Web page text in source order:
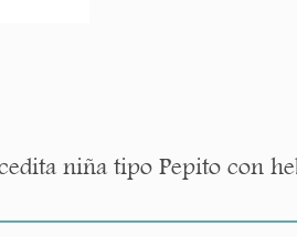
niña tipo Pepito con